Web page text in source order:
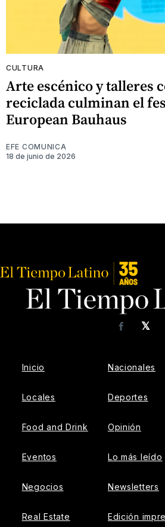
CULTURA
Arte escénico y talleres
reciclada culminan el
European Bauhaus
EFE COMUNICA
18 de junio de 2026
𝕏
Facebook
Inicio
Locales
Food and Drink
Eventos
Negocios
Real Estate
Nacionales
Deportes
Opinión
Lo más leído
Newsletters
Edición